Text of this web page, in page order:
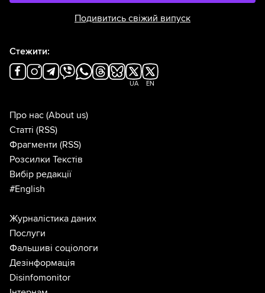
Подивитись свіжий випуск
Стежити:
UA EN
Про нас (About us)
Статті (RSS)
Фрагменти (RSS)
Розсилки Текстів
Вибір редакції
#English
Журналістика даних
Послуги
Фальшиві соціологи
Дезінформація
Disinfomonitor